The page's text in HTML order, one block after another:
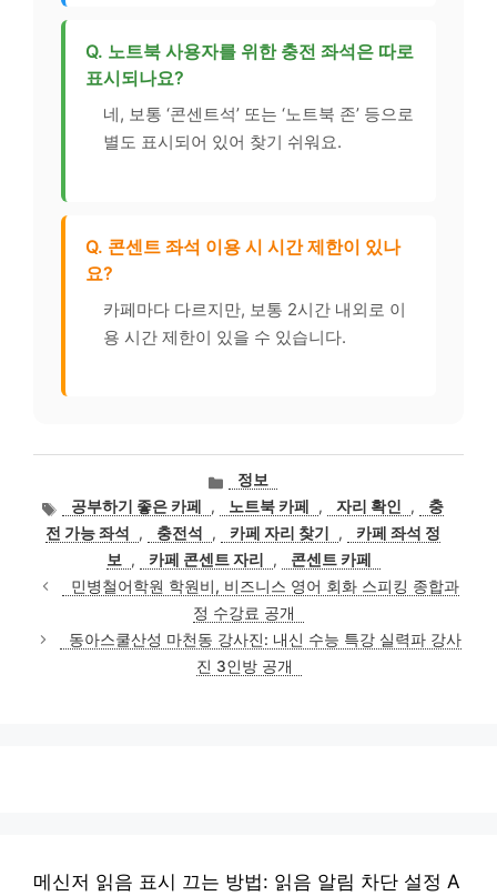
Q. 노트북 사용자를 위한 충전 좌석은 따로
표시되나요?
네, 보통 ‘콘센트석’ 또는 ‘노트북 존’ 등으로
별도 표시되어 있어 찾기 쉬워요.
Q. 콘센트 좌석 이용 시 시간 제한이 있나
요?
카페마다 다르지만, 보통 2시간 내외로 이
용 시간 제한이 있을 수 있습니다.
카
테
고
리
정보
태
그
공부하기 좋은 카페 , 노트북 카페 , 자리 확인 ,
충
전 가능 좌석
, 충전석 , 카페 자리 찾기 ,
카페 좌석 정
보
, 카페 콘센트 자리 ,
콘센트 카페
민병철어학원 학원비, 비즈니스 영어 회화 스피킹 종합과
정 수강료 공개
동아스쿨산성 마천동 강사진: 내신 수능 특강 실력파 강사
진 3인방 공개
메신저 읽음 표시 끄는 방법: 읽음 알림 차단 설정 A